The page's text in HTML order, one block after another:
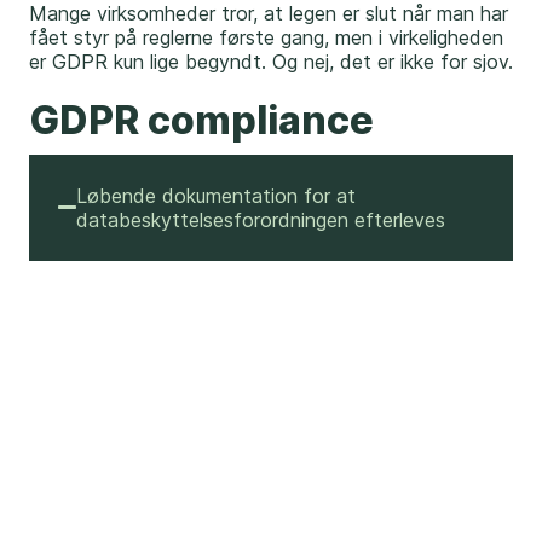
Mange virksomheder tror, at legen er slut når man har
fået styr på reglerne første gang, men i virkeligheden
er GDPR kun lige begyndt. Og nej, det er ikke for sjov.
GDPR compliance
Løbende dokumentation for at
databeskyttelsesforordningen efterleves